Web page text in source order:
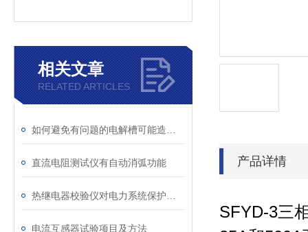
相关文章
RELATED ARTICLES
直流电阻测试仪有自动消弧功能
电流互感器试验项目及方法
产品详情
SFYD-3三